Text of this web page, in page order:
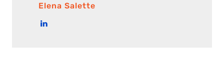
Elena Salette